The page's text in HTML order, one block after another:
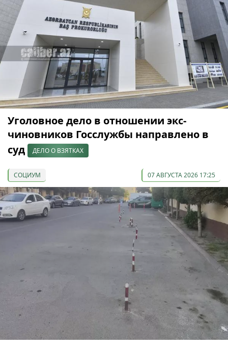
Уголовное дело в отношении экс-
чиновников Госслужбы направлено в
суд
ДЕЛО О ВЗЯТКАХ
СОЦИУМ 07 АВГУСТА 2026 17:25